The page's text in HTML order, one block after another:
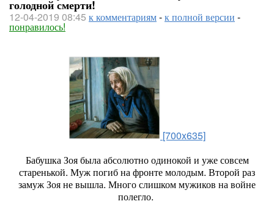
голодной смерти!
12-04-2019 08:45 к комментариям-к полной версии -
понравилось!
[700x635]
Бабушка Зоя была абсолютно одинокой и уже совсем
старенькой. Муж погиб на фронте молодым. Второй раз
замуж Зоя не вышла. Много слишком мужиков на войне
полегло.